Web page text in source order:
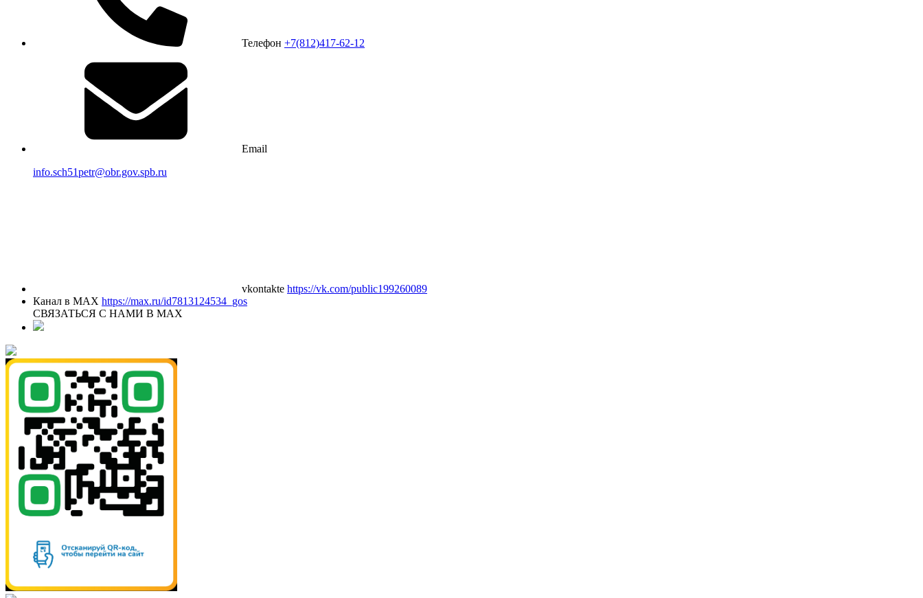
Телефон +7(812)417-62-12
Email
info.sch51petr@obr.gov.spb.ru
vkontakte https://vk.com/public199260089
Канал в MAX https://max.ru/id7813124534_gos
СВЯЗАТЬСЯ С НАМИ В МАХ